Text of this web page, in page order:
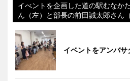
イべントを企画した道の駅むなか
ん（左）と部長の前田誠太郎さん（
イベントをアンバサ